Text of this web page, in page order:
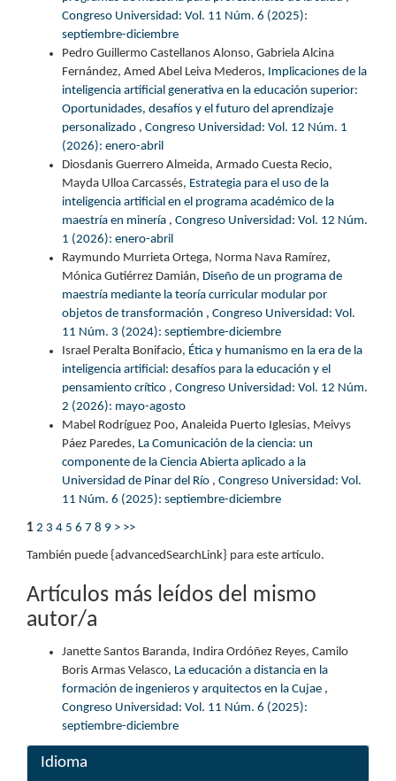
Congreso Universidad: Vol. 11 Núm. 6 (2025):
septiembre-diciembre
Pedro Guillermo Castellanos Alonso, Gabriela Alcina
Fernández, Amed Abel Leiva Mederos, Implicaciones de la
inteligencia artificial generativa en la educación superior:
Oportunidades, desafíos y el futuro del aprendizaje
personalizado , Congreso Universidad: Vol. 12 Núm. 1
(2026): enero-abril
Diosdanis Guerrero Almeida, Armado Cuesta Recio,
Mayda Ulloa Carcassés, Estrategia para el uso de la
inteligencia artificial en el programa académico de la
maestría en minería , Congreso Universidad: Vol. 12 Núm.
1 (2026): enero-abril
Raymundo Murrieta Ortega, Norma Nava Ramírez,
Mónica Gutiérrez Damián, Diseño de un programa de
maestría mediante la teoría curricular modular por
objetos de transformación , Congreso Universidad: Vol.
11 Núm. 3 (2024): septiembre-diciembre
Israel Peralta Bonifacio, Ética y humanismo en la era de la
inteligencia artificial: desafíos para la educación y el
pensamiento crítico , Congreso Universidad: Vol. 12 Núm.
2 (2026): mayo-agosto
Mabel Rodríguez Poo, Analeida Puerto Iglesias, Meivys
Páez Paredes, La Comunicación de la ciencia: un
componente de la Ciencia Abierta aplicado a la
Universidad de Pinar del Río , Congreso Universidad: Vol.
11 Núm. 6 (2025): septiembre-diciembre
1 2 3 4 5 6 7 8 9 > >>
También puede {advancedSearchLink} para este artículo.
Artículos más leídos del mismo
autor/a
Janette Santos Baranda, Indira Ordóñez Reyes, Camilo
Boris Armas Velasco, La educación a distancia en la
formación de ingenieros y arquitectos en la Cujae ,
Congreso Universidad: Vol. 11 Núm. 6 (2025):
septiembre-diciembre
Idioma